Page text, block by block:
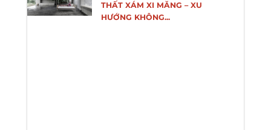
THẤT XÁM XI MĂNG – XU
HƯỚNG KHÔNG...